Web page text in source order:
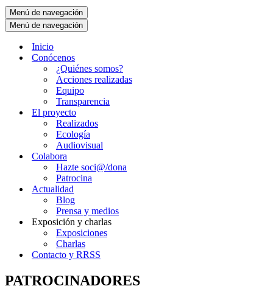
Menú de navegación
Menú de navegación
Inicio
Conócenos
¿Quiénes somos?
Acciones realizadas
Equipo
Transparencia
El proyecto
Realizados
Ecología
Audiovisual
Colabora
Hazte soci@/dona
Patrocina
Actualidad
Blog
Prensa y medios
Exposición y charlas
Exposiciones
Charlas
Contacto y RRSS
PATROCINADORES